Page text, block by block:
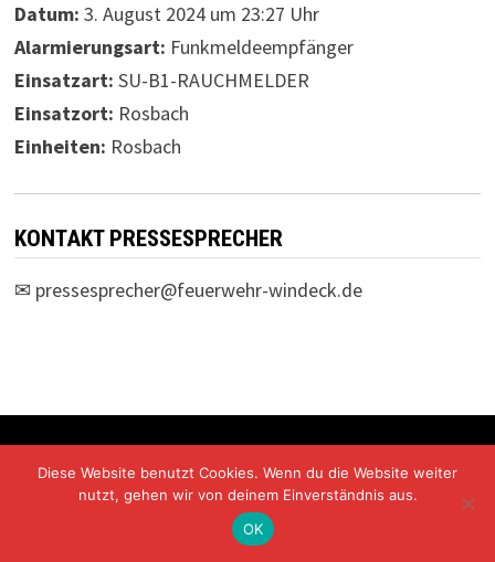
Datum: 3. August 2024 um 23:27 Uhr
Alarmierungsart: Funkmeldeempfänger
Einsatzart: SU-B1-RAUCHMELDER
Einsatzort: Rosbach
Einheiten: Rosbach
KONTAKT PRESSESPRECHER
✉ pressesprecher@feuerwehr-windeck.de
Freiwillige Feuerwehr Windeck Mit Stolz präsentiert von
WordPressundBam.
Diese Website benutzt Cookies. Wenn du die Website weiter
nutzt, gehen wir von deinem Einverständnis aus.
OK